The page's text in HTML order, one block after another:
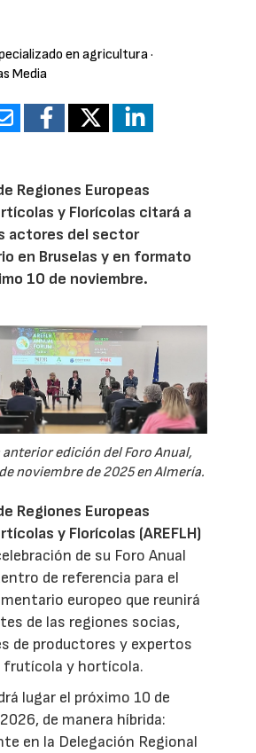
en agricultura·
Media
Regiones Europeas
y Florícolas citará a
actores del sector
en Bruselas y en formato
10 de noviembre.
anterior edición del Foro Anual,
noviembre de 2025 en Almería.
Regiones Europeas
y Florícolas (AREFLH)
de su Foro Anual
de referencia para el
europeo que reunirá
de las regiones socias,
de productores y expertos
frutícola y hortícola.
lugar el próximo 10 de
de manera híbrida:
en la Delegación Regional